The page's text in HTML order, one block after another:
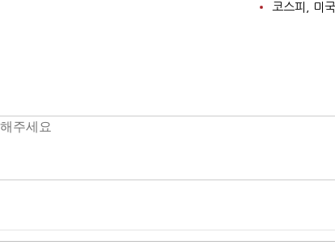
코스피, 미